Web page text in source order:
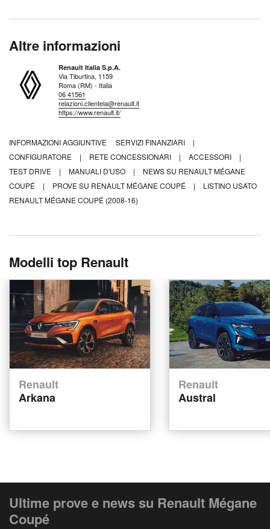
Altre informazioni
Renault Italia S.p.A.
Via Tiburtina, 1159
Roma (RM) - Italia
06 41561
relazioni.clientela@renault.it
https://www.renault.it/
INFORMAZIONI AGGIUNTIVE SERVIZI FINANZIARI
|
CONFIGURATORE
| RETE CONCESSIONARI | ACCESSORI
|
TEST DRIVE
| MANUALI D'USO |
NEWS SU RENAULT MÉGANE
COUPÉ
| PROVE SU RENAULT MÉGANE COUPÉ |
LISTINO USATO
RENAULT MÉGANE COUPÉ (2008-16)
Modelli top Renault
Renault
Arkana
Renault
Austral
Ultime prove e news su Renault Mégane
Coupé